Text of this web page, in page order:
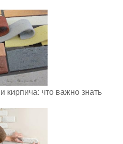
кирпича: что важно знать